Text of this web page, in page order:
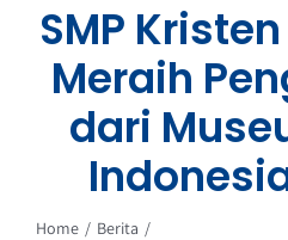
SMP
Meraih
dari
Home
Berita